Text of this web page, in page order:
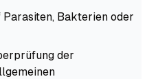
Parasiten, Bakterien oder
der